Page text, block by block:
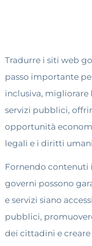
Tradurre i siti web
passo importante
inclusiva,
servizi pubblici,
opportunità
legali e i diritti
Fornendo contenuti
governi possono
e servizi siano
pubblici,
dei cittadini e